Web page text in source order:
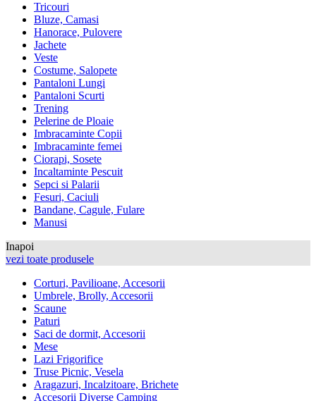
Tricouri
Bluze, Camasi
Hanorace, Pulovere
Jachete
Veste
Costume, Salopete
Pantaloni Lungi
Pantaloni Scurti
Trening
Pelerine de Ploaie
Imbracaminte Copii
Imbracaminte femei
Ciorapi, Sosete
Incaltaminte Pescuit
Sepci si Palarii
Fesuri, Caciuli
Bandane, Cagule, Fulare
Manusi
Inapoi
vezi toate produsele
Corturi, Pavilioane, Accesorii
Umbrele, Brolly, Accesorii
Scaune
Paturi
Saci de dormit, Accesorii
Mese
Lazi Frigorifice
Truse Picnic, Vesela
Aragazuri, Incalzitoare, Brichete
Accesorii Diverse Camping